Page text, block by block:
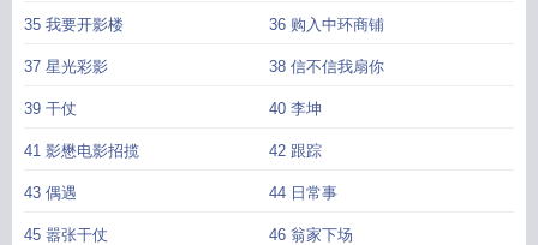
35 我要开影楼 36 购入中环商铺
37 星光彩影 38 信不信我扇你
39 干仗 40 李坤
41 影懋电影招揽 42 跟踪
43 偶遇 44 日常事
45 嚣张干仗 46 翁家下场